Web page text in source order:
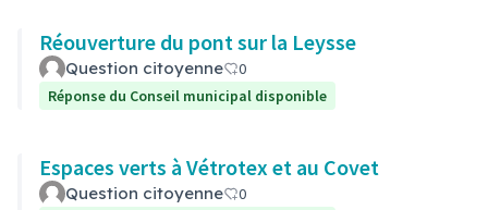
Réouverture du pont sur la Leysse
Question citoyenne
0
Réponse du Conseil municipal disponible
Espaces verts à Vétrotex et au Covet
Question citoyenne
0